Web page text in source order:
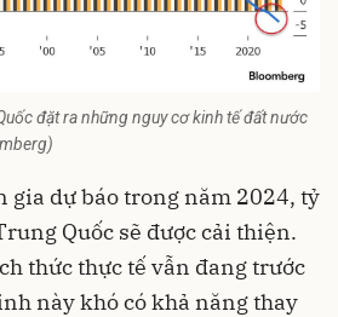
đặt ra những nguy cơ kinh tế đất nước
gia dự báo trong năm 2024, tỷ
Quốc sẽ được cải thiện.
thức thực tế vẫn đang trước
này khó có khả năng thay